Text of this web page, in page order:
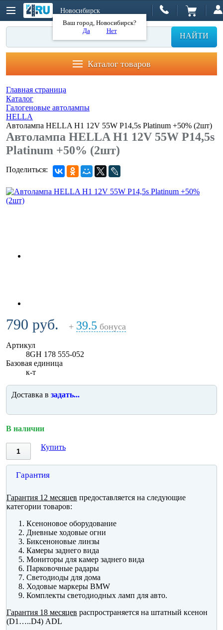
Новосибирск
Ваш город, Новосибирск?
Да
Нет
НАЙТИ
Каталог товаров
Главная страница
Каталог
Галогеновые автолампы
HELLA
Автолампа HELLA H1 12V 55W P14,5s Platinum +50% (2шт)
Автолампа HELLA H1 12V 55W P14,5s
Platinum +50% (2шт)
Поделиться:
790 руб. + 39.5 бонуса
Артикул
8GH 178 555-052
Базовая единица
к-т
Доставка в задать...
В наличии
Купить
Гарантия
Гарантия 12 месяцев предоставляется на следующие
категории товаров:
Ксеноновое оборудование
Дневные ходовые огни
Биксеноновые линзы
Камеры заднего вида
Мониторы для камер заднего вида
Парковочные радары
Светодиоды для дома
Ходовые маркеры BMW
Комплекты светодиодных ламп для авто.
Гарантия 18 месяцев распространяется на штатный ксенон
(D1…..D4) ADL